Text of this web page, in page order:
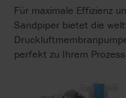
Für maximale Effizienz
Sandpiper bietet die
perfekt zu Ihrem Prozess